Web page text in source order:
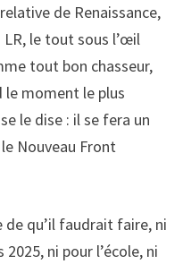
de Renaissance,
LR, le tout sous l’œil
tout bon chasseur,
moment le plus
le dise : il se fera un
Nouveau Front
de qu’il faudrait faire, ni
ni pour l’école, ni